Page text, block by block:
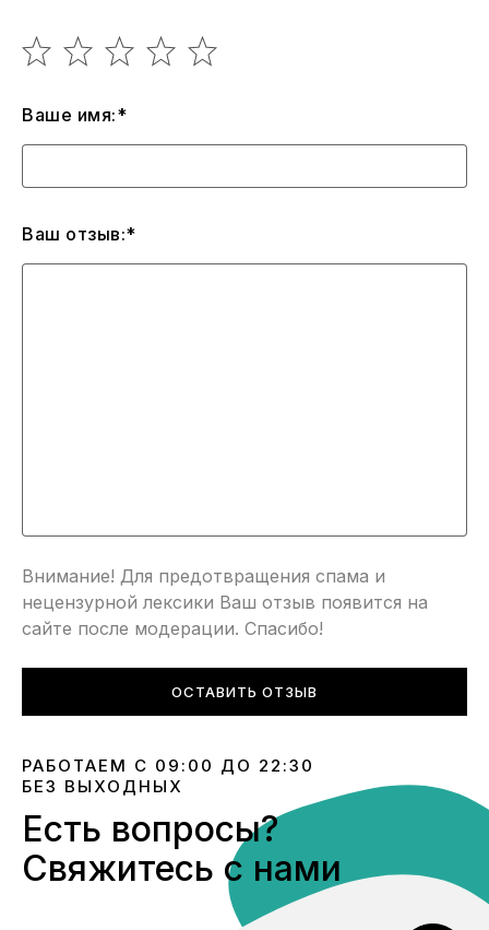
Ваше имя:*
Ваш отзыв:*
Внимание! Для предотвращения спама и
нецензурной лексики Ваш отзыв появится на
сайте после модерации. Спасибо!
ОСТАВИТЬ ОТЗЫВ
РАБОТАЕМ С 09:00 ДО 22:30
БЕЗ ВЫХОДНЫХ
Есть вопросы?
Свяжитесь с нами